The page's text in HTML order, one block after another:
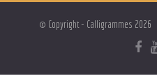
© Copyright -